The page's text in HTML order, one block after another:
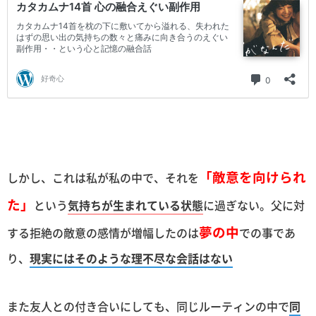
しかし、これは私が私の中で、それを 「敵意を向けられ
た」 という気持ちが生まれている状態に過ぎない。父に対
する拒絶の敵意の感情が増幅したのは夢の中での事であ
り、 現実にはそのような理不尽な会話はない
また友人との付き合いにしても、同じルーティンの中で同